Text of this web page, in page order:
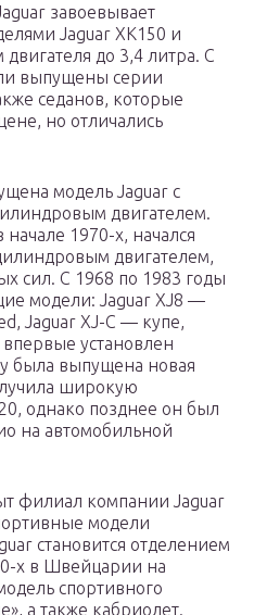
завоевывает
Jaguar XK150 и
до 3,4 литра. С
выпущены серии
седанов, которые
но отличались
модель Jaguar с
двигателем.
1970-х, начался
двигателем,
сил. С 1968 по 1983 годы
модели: Jaguar XJ8 —
Jaguar XJ-C — купе,
установлен
была выпущена новая
широкую
однако позднее он был
на автомобильной
филиал компании Jaguar
модели
становится отделением
х в Швейцарии на
спортивного
а также кабриолет.